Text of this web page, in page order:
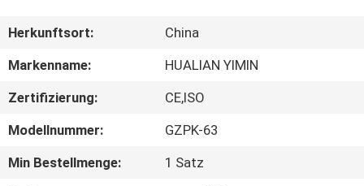
UNS
AUSFLUG
QUALITÄTSKONTROLLE
Herkunftsort:
China
Markenname:
HUALIAN YIMIN
Zertifizierung:
CE,ISO
Modellnummer:
GZPK-63
Min Bestellmenge:
1 Satz